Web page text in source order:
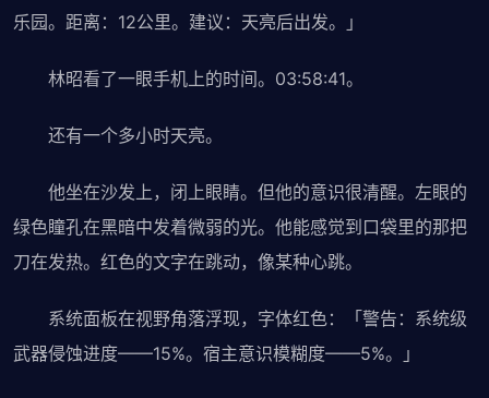
乐园。距离：12公里。建议：天亮后出发。」
林昭看了一眼手机上的时间。03:58:41。
还有一个多小时天亮。
他坐在沙发上，闭上眼睛。但他的意识很清醒。左眼的
绿色瞳孔在黑暗中发着微弱的光。他能感觉到口袋里的那把
刀在发热。红色的文字在跳动，像某种心跳。
系统面板在视野角落浮现，字体红色：「警告：系统级
武器侵蚀进度——15%。宿主意识模糊度——5%。」